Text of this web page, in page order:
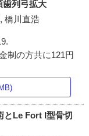
歯列弓拡大
橋川直浩
制の方共に121円
とLe Fort I型骨切